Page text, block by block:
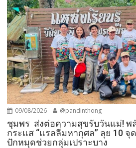
09/08/2026 @pandinthong
ชุมพร ส่งต่อความสุขรับวันแม่! พ
กระแส “แรลลี่มหากุศล” ลุย 10 จุ
ปักหมุดช่วยกลุ่มเปราะบาง